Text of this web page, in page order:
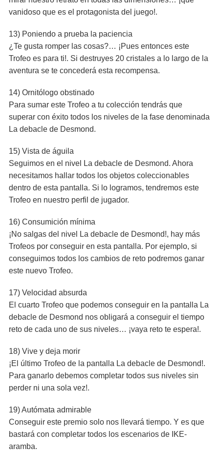
vanidoso que es el protagonista del juego!.
13) Poniendo a prueba la paciencia
¿Te gusta romper las cosas?… ¡Pues entonces este
Trofeo es para ti!. Si destruyes 20 cristales a lo largo de la
aventura se te concederá esta recompensa.
14) Ornitólogo obstinado
Para sumar este Trofeo a tu colección tendrás que
superar con éxito todos los niveles de la fase denominada
La debacle de Desmond.
15) Vista de águila
Seguimos en el nivel La debacle de Desmond. Ahora
necesitamos hallar todos los objetos coleccionables
dentro de esta pantalla. Si lo logramos, tendremos este
Trofeo en nuestro perfil de jugador.
16) Consumición mínima
¡No salgas del nivel La debacle de Desmond!, hay más
Trofeos por conseguir en esta pantalla. Por ejemplo, si
conseguimos todos los cambios de reto podremos ganar
este nuevo Trofeo.
17) Velocidad absurda
El cuarto Trofeo que podemos conseguir en la pantalla La
debacle de Desmond nos obligará a conseguir el tiempo
reto de cada uno de sus niveles… ¡vaya reto te espera!.
18) Vive y deja morir
¡El último Trofeo de la pantalla La debacle de Desmond!.
Para ganarlo debemos completar todos sus niveles sin
perder ni una sola vez!.
19) Autómata admirable
Conseguir este premio solo nos llevará tiempo. Y es que
bastará con completar todos los escenarios de IKE-
aramba.